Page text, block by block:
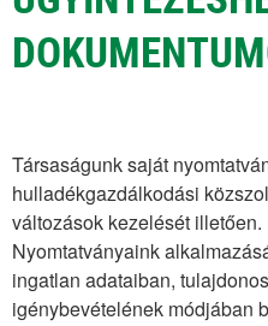
Közérdekű adatok
Visszaélési
Hulladékgazdálkodási
Földrajzi
Társaságunk saját
hulladékgazdálkodási
változások kezelését illetően.
Nyomtatványaink
ingatlan adataiban,
igénybevételének módjában